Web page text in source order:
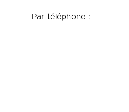
Par téléphone :